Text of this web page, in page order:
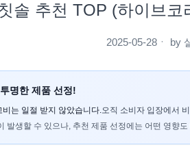
솔 추천 TOP (하이브
2025-05-28 ㆍ by
명한 제품 선정!
는 일절 받지 않았습니다.오직 소비자 입장에서
발생할 수 있으나, 추천 제품 선정에는 어떤 영향